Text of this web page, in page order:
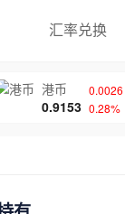
汇率兑换
港币
0.9153
0.0026
0.28%